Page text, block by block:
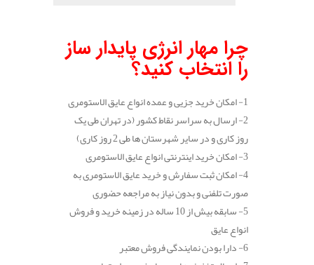
چرا مهار انرژی پایدار ساز
را انتخاب کنید؟
1- امکان خرید جزیی و عمده انواع عایق الاستومری
2- ارسال به سراسر نقاط کشور (در تهران طی یک
روز کاری و در سایر شهرستان ها طی 2 روز کاری)
3- امکان خرید اینترنتی انواع عایق الاستومری
4- امکان ثبت سفارش و خرید عایق الاستومری به
صورت تلفنی و بدون نیاز به مراجعه حضوری
5- سابقه بیش از 10 ساله در زمینه خرید و فروش
انواع عایق
6- دارا بودن نمایندگی فروش معتبر